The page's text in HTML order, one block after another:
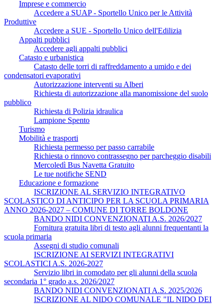
Imprese e commercio
Accedere a SUAP - Sportello Unico per le Attività
Produttive
Accedere a SUE - Sportello Unico dell'Edilizia
Appalti pubblici
Accedere agli appalti pubblici
Catasto e urbanistica
Catasto delle torri di raffreddamento a umido e dei
condensatori evaporativi
Autorizzazione interventi su Alberi
Richiesta di autorizzazione alla manomissione del suolo
pubblico
Richiesta di Polizia idraulica
Lampione Spento
Turismo
Mobilità e trasporti
Richiesta permesso per passo carrabile
Richiesta o rinnovo contrassegno per parcheggio disabili
Mercoledì Bus Navetta Gratuito
Le tue notifiche SEND
Educazione e formazione
ISCRIZIONE AL SERVIZIO INTEGRATIVO
SCOLASTICO DI ANTICIPO PER LA SCUOLA PRIMARIA
ANNO 2026-2027 – COMUNE DI TORRE BOLDONE
BANDO NIDI CONVENZIONATI A.S. 2026/2027
Fornitura gratuita libri di testo agli alunni frequentanti la
scuola primaria
Assegni di studio comunali
ISCRIZIONE AI SERVIZI INTEGRATIVI
SCOLASTICI A.S. 2026-2027
Servizio libri in comodato per gli alunni della scuola
secondaria 1° grado a.s. 2026/2027
BANDO NIDI CONVENZIONATI A.S. 2025/2026
ISCRIZIONE AL NIDO COMUNALE "IL NIDO DEI